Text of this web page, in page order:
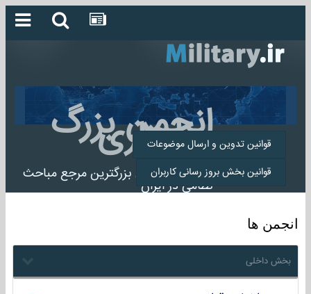
انجمن بزرگ
میلیتاری
انجمن میلیتاری بزرگترین مرجع مباحث
نظامی در ایران
قوانین تدوین و ارسال موضوعات
قوانین بخش بروز رسانی کاربران
انجمن ها
بخش داخلی